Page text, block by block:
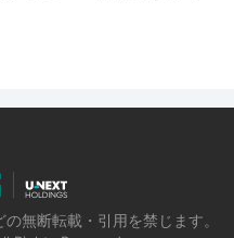
無断転載・引用を禁じます。